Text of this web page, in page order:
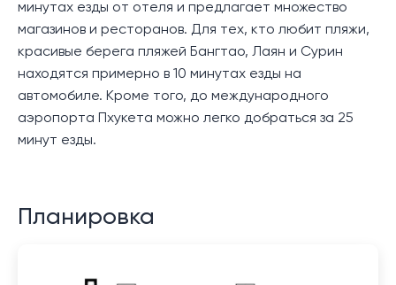
минутах езды от отеля и предлагает множество
магазинов и ресторанов. Для тех, кто любит пляжи,
красивые берега пляжей Бангтао, Лаян и Сурин
находятся примерно в 10 минутах езды на
автомобиле. Кроме того, до международного
аэропорта Пхукета можно легко добраться за 25
минут езды.
Планировка